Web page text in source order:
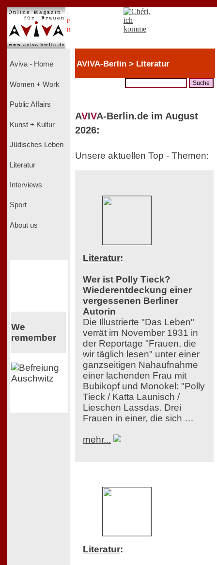
P
R
Aviva - Home
Women + Work
Public Affairs
Kunst + Kultur
Jüdisches Leben
Literatur
Interviews
Sport
About us
We
remember
AVIVA-Berlin > Literatur
AVIVA-Berlin.de im August
2026:
Unsere aktuellen Top - Themen:
Literatur:
Wer ist Polly Tieck?
Wiederentdeckung einer
vergessenen Berliner
Autorin
Die Illustrierte "Das Leben"
verrät im November 1931 in
der Reportage "Frauen, die
wir täglich lesen" unter einer
ganzseitigen Nahaufnahme
einer lachenden Frau mit
Bubikopf und Monokel: "Polly
Tieck / Katta Launisch /
Lieschen Lassdas. Drei
Frauen in einer, die sich …
mehr...
Literatur: